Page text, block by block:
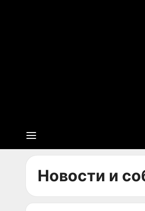
Новости и